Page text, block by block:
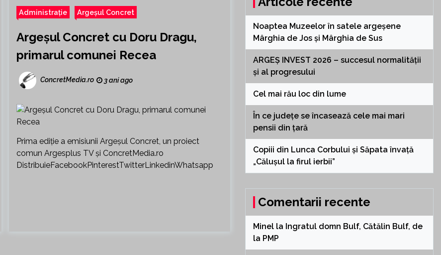
Administrație Argeșul Concret
Argeșul Concret cu Doru Dragu,
primarul comunei Recea
ConcretMedia.ro 3 ani ago
Prima ediție a emisiunii Argeșul Concret, un proiect
comun Argesplus TV și ConcretMedia.ro
DistribuieFacebookPinterestTwitterLinkedinWhatsapp
Noaptea Muzeelor în satele argeșene
Mârghia de Jos și Mârghia de Sus
ARGEȘ INVEST 2026 – succesul normalității
și al progresului
Cel mai rău loc din lume
În ce județe se încasează cele mai mari
pensii din țară
Copiii din Lunca Corbului și Săpata învață
„Călușul la firul ierbii”
Comentarii recente
Minella Ingratul domn Bulf, Cătălin Bulf, de
la PMP